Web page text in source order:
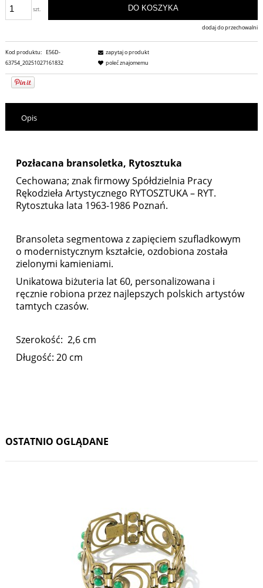
szt. DO KOSZYKA
dodaj do przechowalni
Kod produktu: E56D-
63754_20251027161832
zapytaj o produkt
poleć znajomemu
Opis
Pozłacana bransoletka, Rytosztuka
Cechowana; znak firmowy Spółdzielnia Pracy
Rękodzieła Artystycznego RYTOSZTUKA – RYT.
Rytosztuka lata 1963-1986 Poznań.
Bransoleta segmentowa z zapięciem szufladkowym
o modernistycznym kształcie, ozdobiona została
zielonymi kamieniami.
Unikatowa biżuteria lat 60, personalizowana i
ręcznie robiona przez najlepszych polskich artystów
tamtych czasów.
Szerokość: 2,6 cm
Długość: 20 cm
OSTATNIO OGLĄDANE